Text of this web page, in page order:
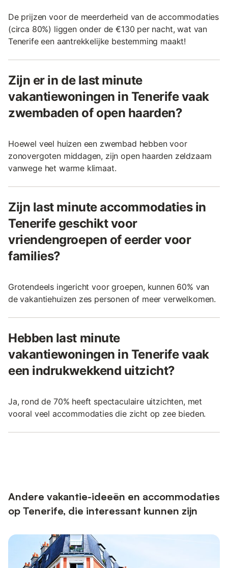
De prijzen voor de meerderheid van de accommodaties
(circa 80%) liggen onder de €130 per nacht, wat van
Tenerife een aantrekkelijke bestemming maakt!
Zijn er in de last minute
vakantiewoningen in Tenerife vaak
zwembaden of open haarden?
Hoewel veel huizen een zwembad hebben voor
zonovergoten middagen, zijn open haarden zeldzaam
vanwege het warme klimaat.
Zijn last minute accommodaties in
Tenerife geschikt voor
vriendengroepen of eerder voor
families?
Grotendeels ingericht voor groepen, kunnen 60% van
de vakantiehuizen zes personen of meer verwelkomen.
Hebben last minute
vakantiewoningen in Tenerife vaak
een indrukwekkend uitzicht?
Ja, rond de 70% heeft spectaculaire uitzichten, met
vooral veel accommodaties die zicht op zee bieden.
Andere vakantie-ideeën en accommodaties
op Tenerife, die interessant kunnen zijn